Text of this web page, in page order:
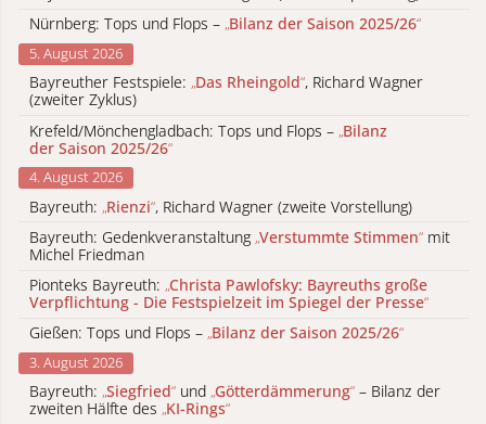
Nürnberg: Tops und Flops – „Bilanz der Saison 2025/26“
5. August 2026
Bayreuther Festspiele: „Das Rheingold“, Richard Wagner
(zweiter Zyklus)
Krefeld/Mönchengladbach: Tops und Flops – „Bilanz
der Saison 2025/26“
4. August 2026
Bayreuth: „Rienzi“, Richard Wagner (zweite Vorstellung)
Bayreuth: Gedenkveranstaltung „Verstummte Stimmen“ mit
Michel Friedman
Pionteks Bayreuth: „Christa Pawlofsky: Bayreuths große
Verpflichtung - Die Festspielzeit im Spiegel der Presse“
Gießen: Tops und Flops – „Bilanz der Saison 2025/26“
3. August 2026
Bayreuth: „Siegfried“ und „Götterdämmerung“ – Bilanz der
zweiten Hälfte des „KI-Rings“